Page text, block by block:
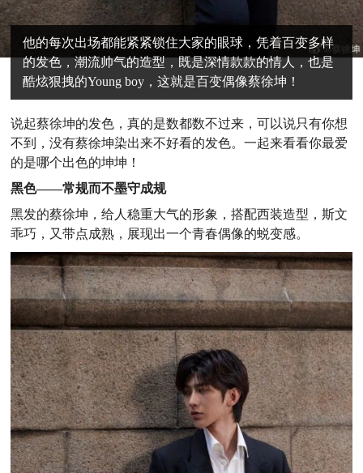
他的每次出场都能紧紧锁住大家的眼球，凭着百变多样
的发色，潮流帅气的造型，既是深情款款的情人，也是
酷炫狠拽的Young boy，这就是百变偶像蔡徐坤！
说起蔡徐坤的发色，真的是数都数不过来，可以说只有你想
不到，没有蔡徐坤染出来不好看的发色。一起来看看你最爱
的是哪个出色的坤坤！
黑色——常规而不墨守成规
黑发的蔡徐坤，给人稳重大气的形象，搭配西装造型，斯文
乖巧，又带点成熟，展现出一个青春偶像的蜕变感。